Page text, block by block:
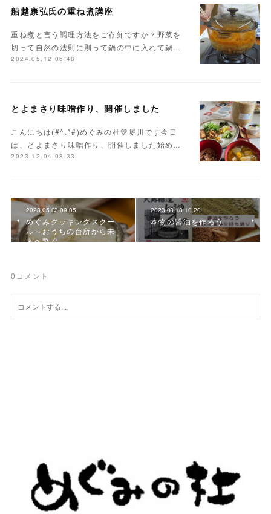
船越康弘氏の重ね煮講座
重ね煮と言う調理方法をご存知ですか？野菜を
切って自然の法則に則って鍋の中に入れて鍋…
2024.05.12 06:48
とよまさり味噌作り、開催しました
こんにちは(#^.^#)めぐみの杜💛堀川です今日
は、とよまさり味噌作り、開催しました始め…
2023.12.04 08:33
2023.05.03 09:05
めぐみクッキングスクー
ル～おうちの台所から未
来へ繋ぐ
2023.03.18 10:20
本物の醤油を作ろう
0 コメント